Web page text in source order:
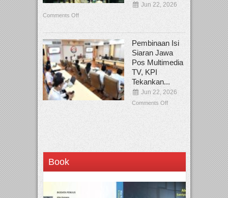
Jun 22, 2026
Comments Off
Pembinaan Isi
Siaran Jawa
Pos Multimedia
TV, KPI
Tekankan...
Jun 22, 2026
Comments Off
Book